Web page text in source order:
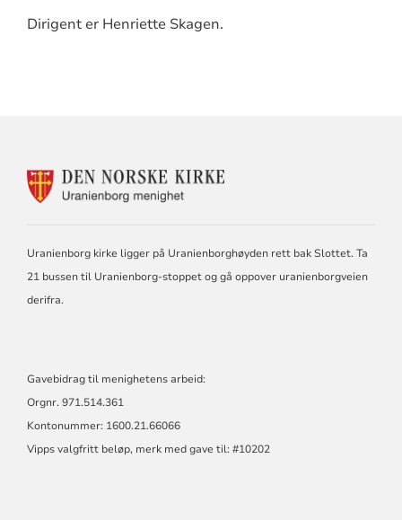
Dirigent er Henriette Skagen.
KONTAKTINFORMASJON
Uranienborg kirke ligger på Uranienborghøyden rett bak Slottet. Ta
21 bussen til Uranienborg-stoppet og gå oppover uranienborgveien
derifra.
Gavebidrag til menighetens arbeid:
Orgnr. 971.514.361
Kontonummer: 1600.21.66066
Vipps valgfritt beløp, merk med gave til: #10202